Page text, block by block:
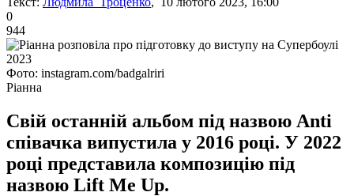
0
944
Фото: instagram.com/badgalriri
Ріанна
Свій останній альбом під назвою Anti
співачка випустила у 2016 році. У 2022
році представила композицію під
назвою Lift Me Up.